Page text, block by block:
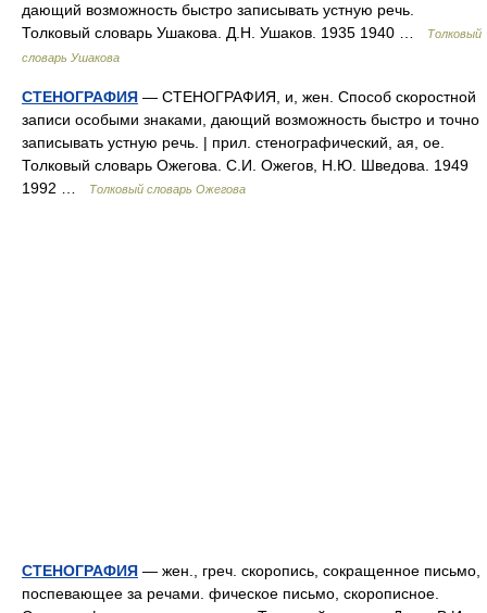
дающий возможность быстро записывать устную речь.
Толковый словарь Ушакова. Д.Н. Ушаков. 1935 1940 …
Толковый
словарь Ушакова
СТЕНОГРАФИЯ — СТЕНОГРАФИЯ, и, жен. Способ скоростной
записи особыми знаками, дающий возможность быстро и точно
записывать устную речь. | прил. стенографический, ая, ое.
Толковый словарь Ожегова. С.И. Ожегов, Н.Ю. Шведова. 1949
1992 …
Толковый словарь Ожегова
СТЕНОГРАФИЯ — жен., греч. скоропись, сокращенное письмо,
поспевающее за речами. фическое письмо, скорописное.